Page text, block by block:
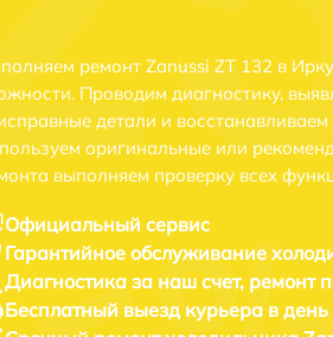
ремонт Zanussi ZT 132 в
Проводим диагностику,
детали и
оригинальные или
выполняем проверку всех
Официальный сервис
Гарантийное обслуживание
Диагностика за наш счет, ремонт
Бесплатный выезд курьера в